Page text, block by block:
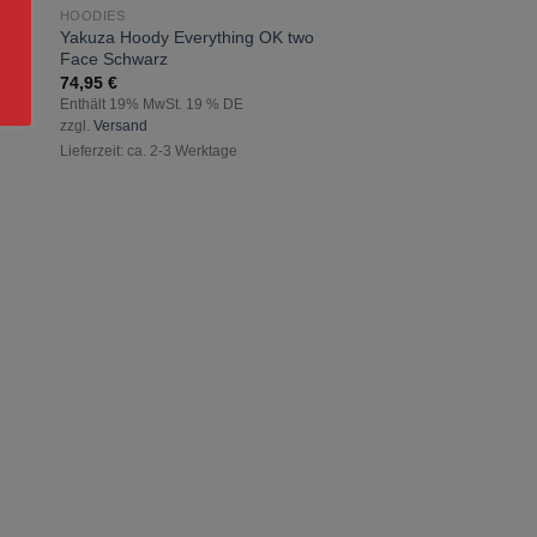
zur
Wunschliste
HOODIES
Yakuza Hoody Everything OK two
Face Schwarz
74,95 €
Enthält 19% MwSt. 19 % DE
zzgl. Versand
Lieferzeit: ca. 2-3 Werktage